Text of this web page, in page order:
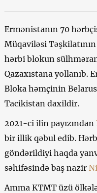
Ermənistanın 70
Müqaviləsi
hərbi blokun
Qazaxıstana yollanıb.
Bloka həmçinin
Tacikistan daxildir.
2021-ci ilin payızından
bir illik qəbul edib.
göndərildiyi haqda
səhifəsində baş nazir
Amma KTMT üzü